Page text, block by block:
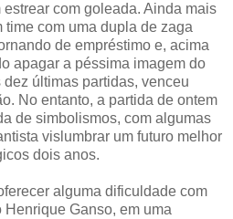
com goleada. Ainda mais
com uma dupla de zaga
de empréstimo e, acima
apagar a péssima imagem do
últimas partidas, venceu
No entanto, a partida de ontem
de simbolismos, com algumas
vislumbrar um futuro melhor
dois anos.
alguma dificuldade com
Ganso, em uma